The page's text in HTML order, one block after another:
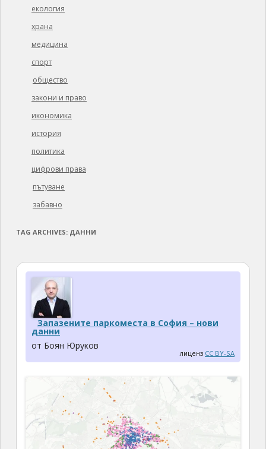
екология
храна
медицина
спорт
общество
закони и право
икономика
история
политика
цифрови права
пътуване
забавно
TAG ARCHIVES: ДАННИ
Запазените паркоместа в София – нови
данни
от Боян Юруков
лиценз CC BY-SA